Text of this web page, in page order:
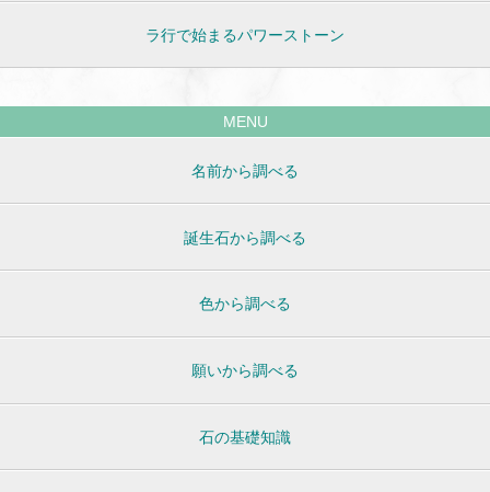
ラ行で始まるパワーストーン
MENU
名前から調べる
誕生石から調べる
色から調べる
願いから調べる
石の基礎知識